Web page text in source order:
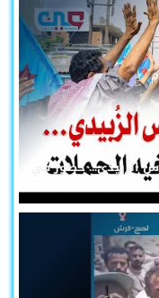
الزُبيدي... حضورٌ في